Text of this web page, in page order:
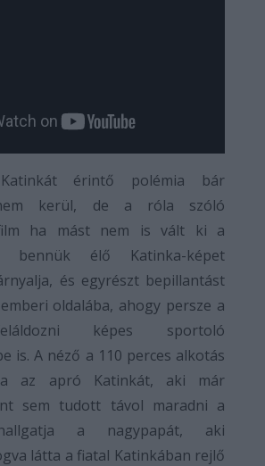
érintő polémia bár
kerül, de a róla szóló
ha mást nem is vált ki a
bennük élő Katinka-képet
és egyrészt bepillantást
oldalába, ahogy persze a
képes sportoló
is. A néző a 110 perces alkotás
az apró Katinkát, aki már
sem tudott távol maradni a
a nagypapát, aki
látta a fiatal Katinkában rejlő